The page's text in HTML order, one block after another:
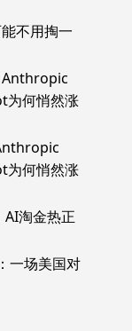
不用掏一
Anthropic
为何悄然涨
为何悄然涨
淘金热正
一场美国对